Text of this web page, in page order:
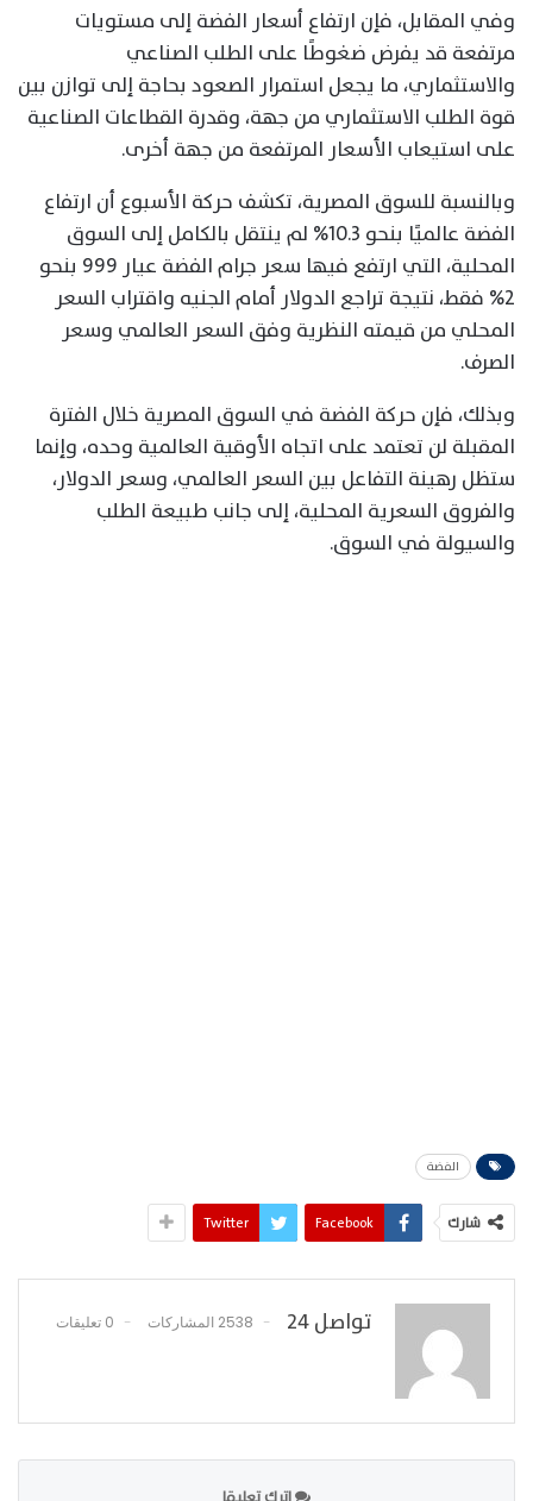
وفي المقابل، فإن ارتفاع أسعار الفضة إلى مستويات
مرتفعة قد يفرض ضغوطًا على الطلب الصناعي
والاستثماري، ما يجعل استمرار الصعود بحاجة إلى توازن بين
قوة الطلب الاستثماري من جهة، وقدرة القطاعات الصناعية
على استيعاب الأسعار المرتفعة من جهة أخرى.
وبالنسبة للسوق المصرية، تكشف حركة الأسبوع أن ارتفاع
الفضة عالميًا بنحو 10.3% لم ينتقل بالكامل إلى السوق
المحلية، التي ارتفع فيها سعر جرام الفضة عيار 999 بنحو
2% فقط، نتيجة تراجع الدولار أمام الجنيه واقتراب السعر
المحلي من قيمته النظرية وفق السعر العالمي وسعر
الصرف.
وبذلك، فإن حركة الفضة في السوق المصرية خلال الفترة
المقبلة لن تعتمد على اتجاه الأوقية العالمية وحده، وإنما
ستظل رهينة التفاعل بين السعر العالمي، وسعر الدولار،
والفروق السعرية المحلية، إلى جانب طبيعة الطلب
والسيولة في السوق.
الفضة
شارك Facebook
Twitter
تواصل 24 2538 المشاركات 0 تعليقات